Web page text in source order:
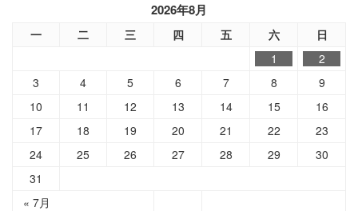
2026年8月
一 二 三 四 五 六 日
« 7月
1
2
3
4 5 6 7 8
9
10
11 12 13 14 15
16
17
18 19 20 21 22
23
24
25 26 27 28 29
30
31